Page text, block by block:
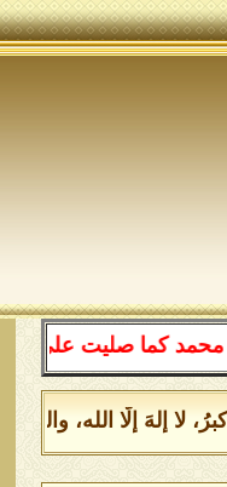
كما صليت على
أكبرُ، لا إلهَ إلَّا الله،